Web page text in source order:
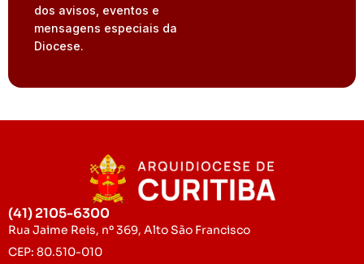
dos avisos, eventos e
mensagens especiais da
Diocese.
(41) 2105-6300
Rua Jaime Reis, nº 369, Alto São Francisco
CEP: 80.510-010